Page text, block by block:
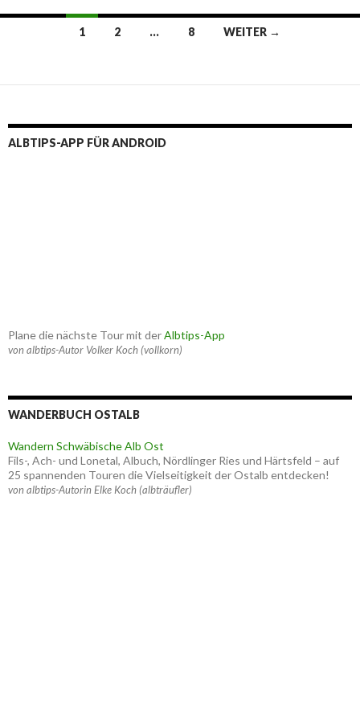
Beitragsnavigation
1 2 … 8 WEITER →
ALBTIPS-APP FÜR ANDROID
Plane die nächste Tour mit derAlbtips-App
von albtips-Autor Volker Koch (vollkorn)
WANDERBUCH OSTALB
Wandern Schwäbische Alb Ost
Fils-, Ach- und Lonetal, Albuch, Nördlinger Ries und Härtsfeld – auf
25 spannenden Touren die Vielseitigkeit der Ostalb entdecken!
von albtips-Autorin Elke Koch (albträufler)